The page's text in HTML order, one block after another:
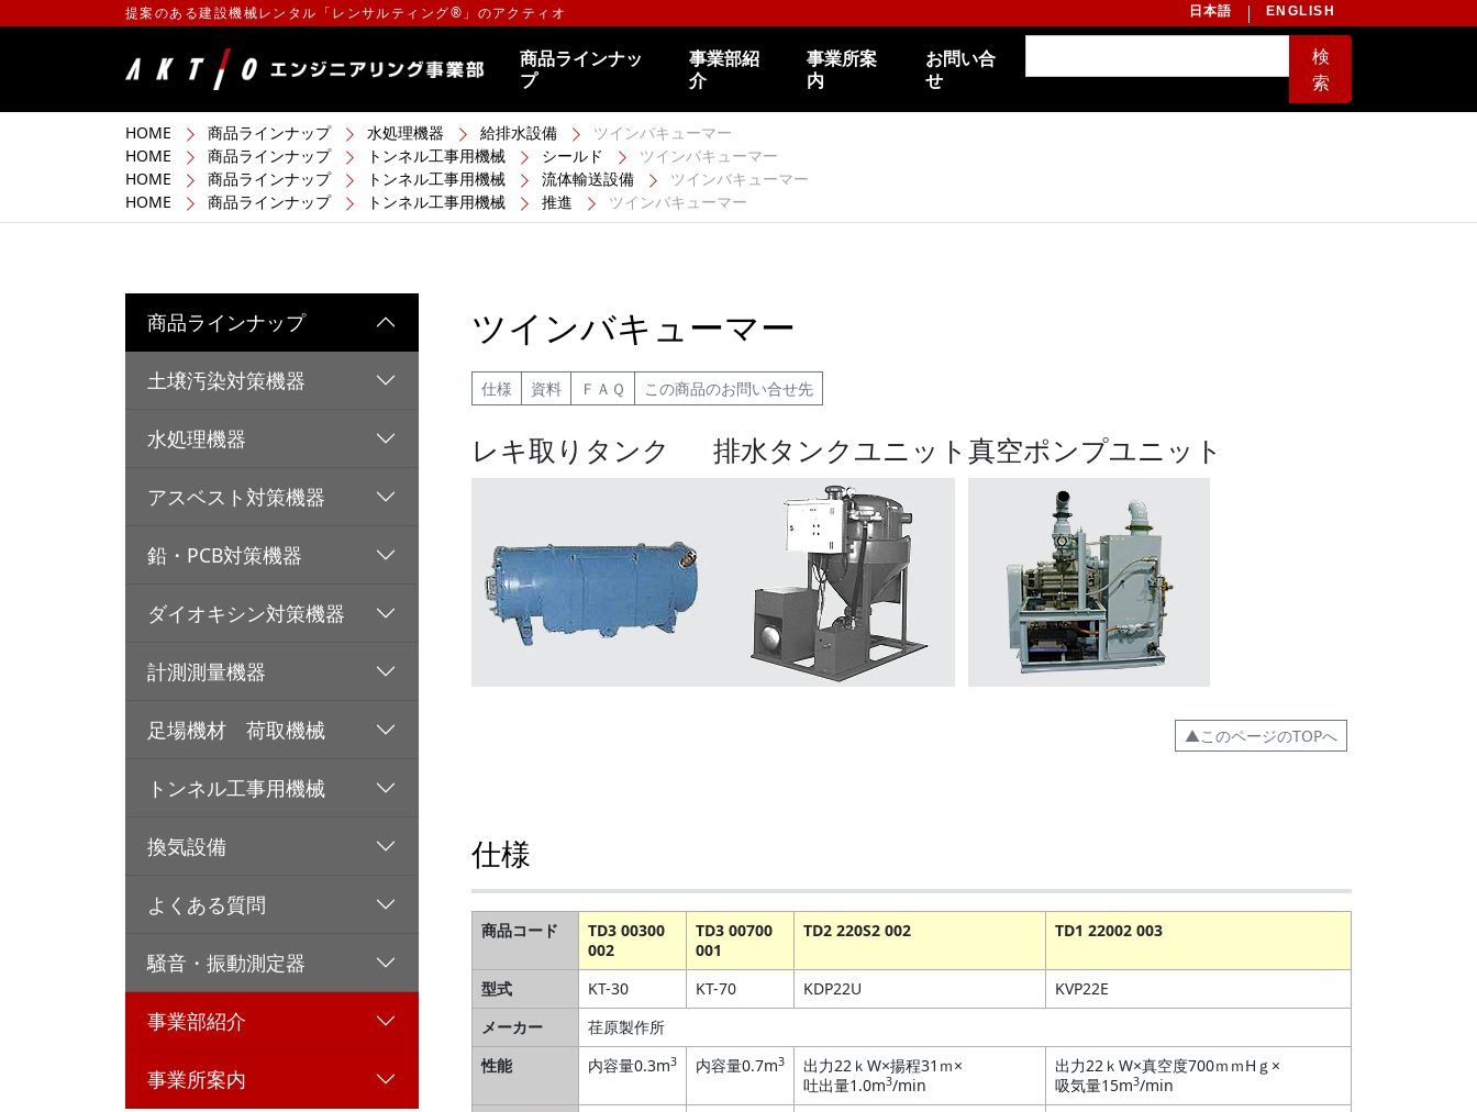
提案のある建設機械レンタル「レンサルティング®」のアクティオ 日本語 ENGLISH
商品ラインナッ
プ
事業部紹
介
事業所案
内
お問い合
せ
検
索
HOME 商品ラインナップ 水処理機器 給排水設備
ツインバキューマー
HOME
商品ラインナップ トンネル工事用機械 シールド
ツインバキューマー
HOME
商品ラインナップ トンネル工事用機械 流体輸送設備
ツインバキューマー
HOME
商品ラインナップ トンネル工事用機械 推進 ツインバキューマー
ツインバキューマー
仕様 資料 ＦＡＱ この商品のお問い合せ先
レキ取りタンク 排水タンクユニット 真空ポンプユニット
▲このページのTOPへ
仕様
商品コード
TD3 00300
002
TD3 00700
001
TD2 220S2 002 TD1 22002 003
型式 KT-30 KT-70 KDP22U
KVP22E
メーカー
荏原製作所
性能
内容量0.3m3 内容量0.7m3
出力22ｋW×揚程31ｍ×
吐出量1.0m3/min
出力22ｋW×真空度700ｍｍHｇ×
吸気量15m3/min
商品ラインナップ
土壌汚染対策機器
水処理機器
アスベスト対策機器
鉛・PCB対策機器
ダイオキシン対策機器
計測測量機器
足場機材 荷取機械
トンネル工事用機械
換気設備
よくある質問
騒音・振動測定器
事業部紹介
事業所案内